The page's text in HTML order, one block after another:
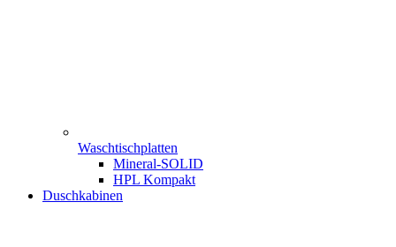
Waschtischplatten
Mineral-SOLID
HPL Kompakt
Duschkabinen